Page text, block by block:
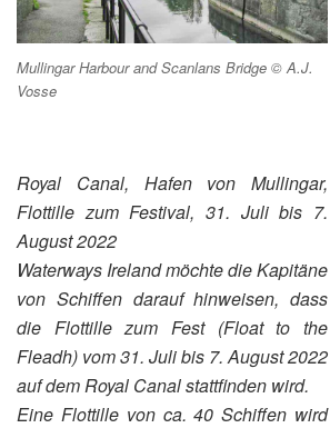
Mullingar Harbour and Scanlans Bridge © A.J.
Vosse
Royal Canal, Hafen von Mullingar,
Flottille zum Festival, 31. Juli bis 7.
August 2022
Waterways Ireland möchte die Kapitäne
von Schiffen darauf hinweisen, dass
die Flottille zum Fest (Float to the
Fleadh) vom 31. Juli bis 7. August 2022
auf dem Royal Canal stattfinden wird.
Eine Flottille von ca. 40 Schiffen wird